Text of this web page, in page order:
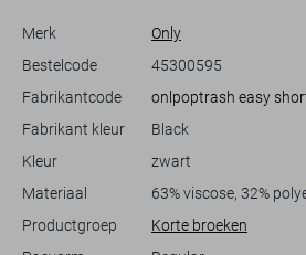
Of je nu een dagje gaat winkelen of relaxt
subtiele plooien aan de voorkant
verschillende tops, van eenvoudige T-shirts
De normale lengte en neutrale zwarte kleur
ideale keuze voor elke ontspannen
stijlvolle, zorgeloze look.
Merk
Only
Bestelcode
45300595
Fabrikantcode
onlpoptrash easy
Fabrikant kleur
Black
Kleur
zwart
Materiaal
63% viscose, 32%
Productgroep
Korte broeken